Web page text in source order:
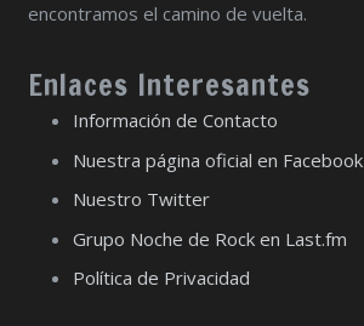
encontramos el camino de vuelta.
Enlaces Interesantes
Información de Contacto
Nuestra página oficial en Facebook
Nuestro Twitter
Grupo Noche de Rock en Last.fm
Política de Privacidad